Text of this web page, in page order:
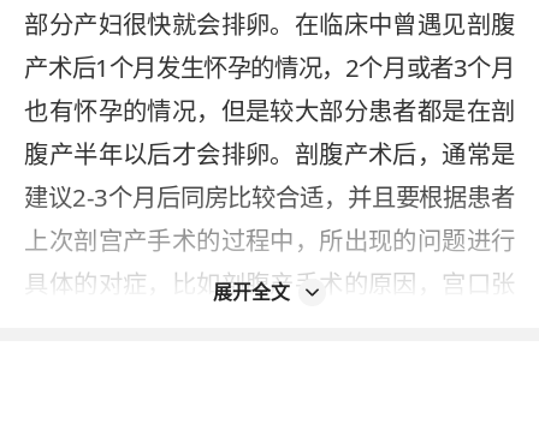
部分产妇很快就会排卵。在临床中曾遇见剖腹
产术后1个月发生怀孕的情况，2个月或者3个月
也有怀孕的情况，但是较大部分患者都是在剖
腹产半年以后才会排卵。 剖腹产术后，通常是
建议2-3个月后同房比较合适，并且要根据患者
上次剖宫产手术的过程中，所出现的问题进行
具体的对症，比如剖腹产手术的原因，宫口张
展开全文